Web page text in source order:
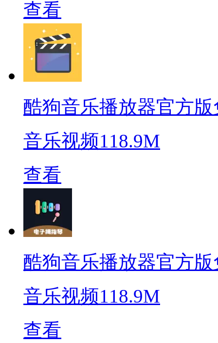
查看
酷狗音乐播放器官方版
音乐视频118.9M
查看
酷狗音乐播放器官方版
音乐视频118.9M
查看